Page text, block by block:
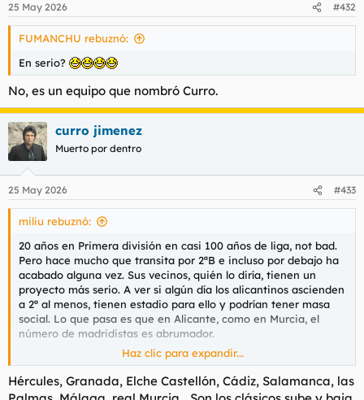
25 May 2026 #432
FUMANCHU rebuznó:
En serio?
No, es un equipo que nombró Curro.
curro jimenez
Muerto por dentro
25 May 2026 #433
miliu rebuznó:
20 años en Primera división en casi 100 años de liga, not bad.
Pero hace mucho que transita por 2ªB e incluso por debajo ha
acabado alguna vez. Sus vecinos, quién lo diría, tienen un
proyecto más serio. A ver si algún día los alicantinos ascienden
a 2ª al menos, tienen estadio para ello y podrían tener masa
social. Lo que pasa es que en Alicante, como en Murcia, el
número de madridistas es abrumador.
Tener 20.000 aficionados en un campo de 2ª no es fácil y más
viniendo de donde vienen, pero sería lo primero que yo
intentaría si fuese directivo del Hércules. Los del Elche lo
Haz clic para expandir...
Hércules, Granada, Elche Castellón, Cádiz, Salamanca, las